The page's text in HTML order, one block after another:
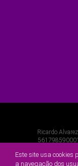
Ricardo
Este site usa
a navegação dos